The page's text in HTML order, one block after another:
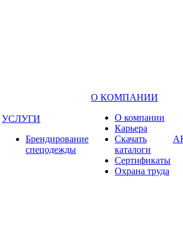
УСЛУГИ
Брендирование
спецодежды
О КОМПАНИИ
О компании
Карьера
Cкачать
каталоги
Сертификаты
Охрана труда